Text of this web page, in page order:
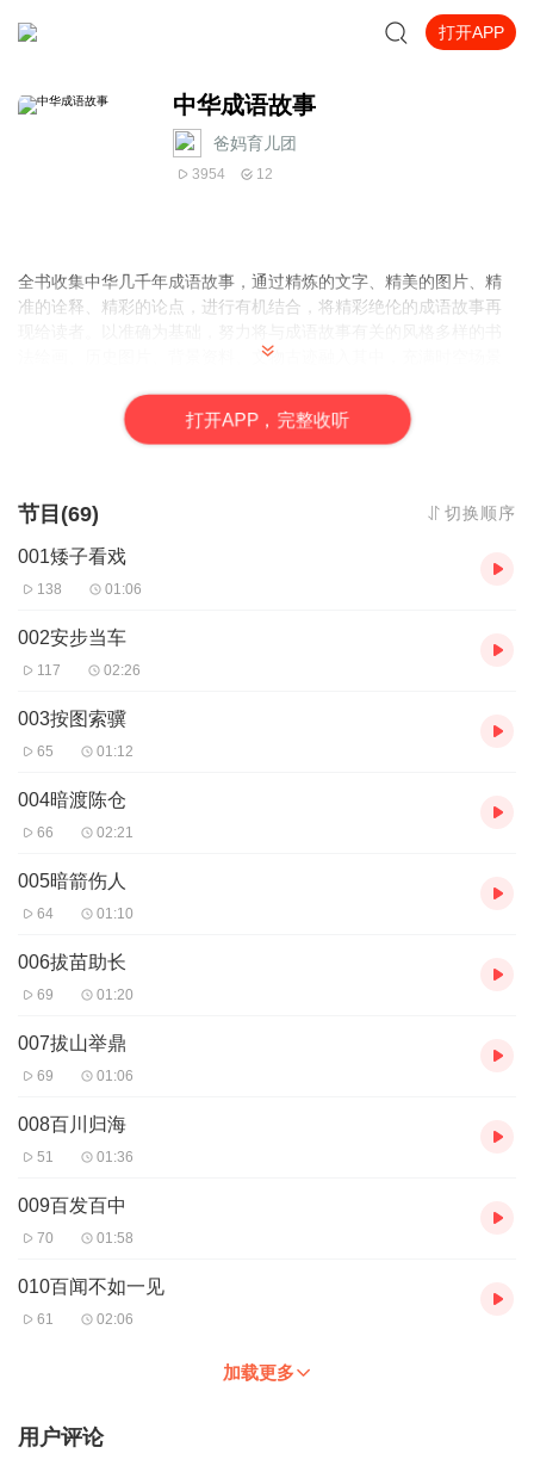
打开APP
中华成语故事
爸妈育儿团
3954 12
全书收集中华几千年成语故事，通过精炼的文字、精美的图片、精
准的诠释、精彩的论点，进行有机结合，将精彩绝伦的成语故事再
法绘画、历史图片、背景资料、文物古迹融入其中，充满时空场景
片的丰富、系统性，使读者通过全面、简练的文字，多角度、全方
位真实感受中华成语故事的巨大魅力。
打开APP，完整收听
节目(69) 切换顺序
001矮子看戏
138 01:06
002安步当车
117 02:26
003按图索骥
65 01:12
004暗渡陈仓
66 02:21
005暗箭伤人
64 01:10
006拔苗助长
69 01:20
007拔山举鼎
69 01:06
008百川归海
51 01:36
009百发百中
70 01:58
010百闻不如一见
61 02:06
加载更多
用户评论